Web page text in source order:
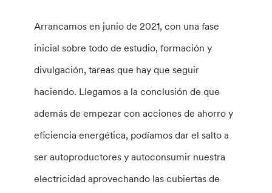
Arrancamos en junio de 2021, con una fase
inicial sobre todo de estudio, formación y
divulgación, tareas que hay que seguir
haciendo. Llegamos a la conclusión de que
además de empezar con acciones de ahorro y
eficiencia energética, podíamos dar el salto a
ser autoproductores y autoconsumir nuestra
electricidad aprovechando las cubiertas de